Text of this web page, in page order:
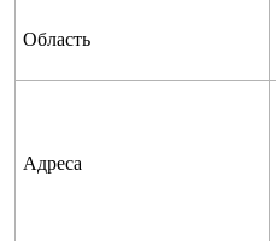
Область
Адреса